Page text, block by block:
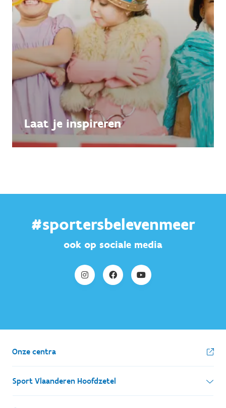
Laat je inspireren
#sportersbelevenmeer
ook op sociale media
Onze centra
Sport Vlaanderen Hoofdzetel